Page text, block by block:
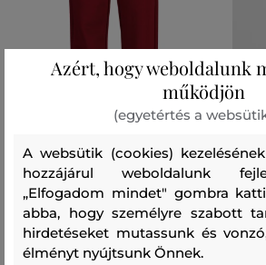
TRÉNINGNADRÁG GANT GRAPHIC
SWEATPANTS
32 990 Ft
23 090 Ft
Azért, hogy weboldalunk
működjön
(egyetértés a
A websütik (cookies)
hozzájárul weboldalunk
„Elfogadom mindet" gombra
abba, hogy személyre szabott
hirdetéseket mutassunk és
élményt nyújtsunk Önnek.